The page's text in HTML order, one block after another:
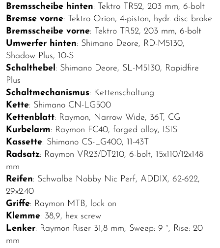
Bremsscheibe hinten: Tektro TR52, 203 mm, 6-bolt
Bremse vorne: Tektro Orion, 4-piston, hydr. disc brake
Bremsscheibe vorne: Tektro TR52, 203 mm, 6-bolt
Umwerfer hinten: Shimano Deore, RD-M5130,
Shadow Plus, 10-S
Schalthebel: Shimano Deore, SL-M5130, Rapidfire
Plus
Schaltmechanismus: Kettenschaltung
Kette: Shimano CN-LG500
Kettenblatt: Raymon, Narrow Wide, 36T, CG
Kurbelarm: Raymon FC40, forged alloy, ISIS
Kassette: Shimano CS-LG400, 11-43T
Radsatz: Raymon VR23/DT210, 6-bolt, 15x110/12x148
mm
Reifen: Schwalbe Nobby Nic Perf, ADDIX, 62-622,
29x2.40
Griffe: Raymon MTB, lock on
Klemme: 38,9, hex screw
Lenker: Raymon Riser 31,8 mm, Sweep: 9 °, Rise: 20
mm